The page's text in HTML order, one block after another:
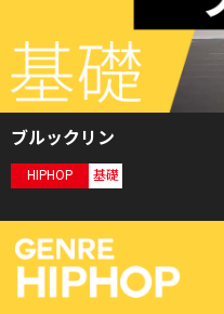
ブルックリン
HIPHOP 基礎